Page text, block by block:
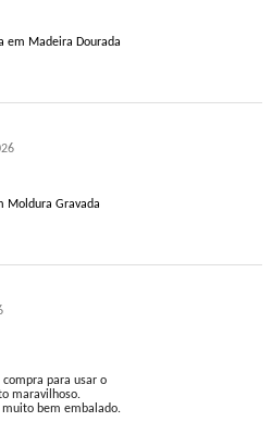
em Madeira Dourada
Moldura Gravada
para usar o
maravilhoso.
muito bem embalado.